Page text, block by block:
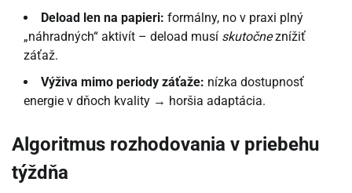
Deload len na papieri: formálny, no v praxi plný
„náhradných“ aktivít – deload musí skutočneznížiť
záťaž.
Výživa mimo periody záťaže: nízka dostupnosť
energie v dňoch kvality → horšia adaptácia.
Algoritmus rozhodovania v priebehu
týždňa